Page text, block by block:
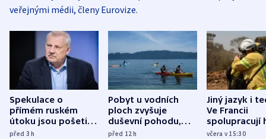
veřejnými médii, členy Eurovize.
Spekulace o
přímém ruském
útoku jsou pošetilé,
míní estonský
před 3h
Pobyt u vodních
ploch zvyšuje
duševní pohodu,
ukázala
před 12h
Jiný jazyk i
Ve Francii
spolupracují
různých zemí
včera v 15:30